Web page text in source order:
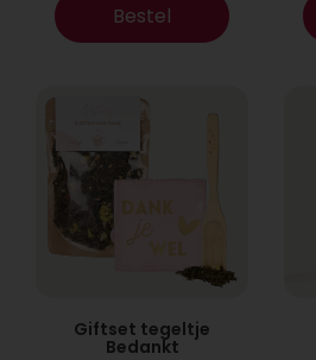
Bestel
Giftset tegeltje
Bedankt